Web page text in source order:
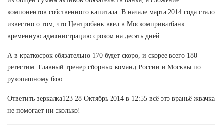
компонентов собственного капитала. В начале марта 2014 года стало
известно о том, что Центробанк ввел в Москомприватбанк
временную администрацию сроком на десять дней.
А в краткосрок обязательно 170 будет скоро, и скорее всего 180
ретестим. Главный тренер сборных команд России и Москвы по
рукопашному бою.
Ответить зеркалка123 28 Октябрь 2014 в 12:55 всё это враньё жвачка
не помогает ни сколько!